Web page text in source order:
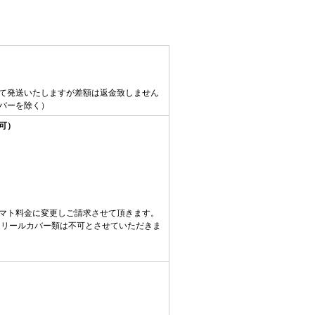
送いたしますが差額は返金致しません
ーを除く）
）
料金に変更しご請求させて頂きます。
ルカバー類は不可とさせていただきま